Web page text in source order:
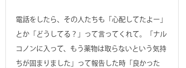
電話をしたら、その人たちも「心配してたよー」
とか「どうしてる？」って言ってくれて。「ナル
コノンに入って、もう薬物は取らないという気持
ちが固まりました」って報告した時「良かった